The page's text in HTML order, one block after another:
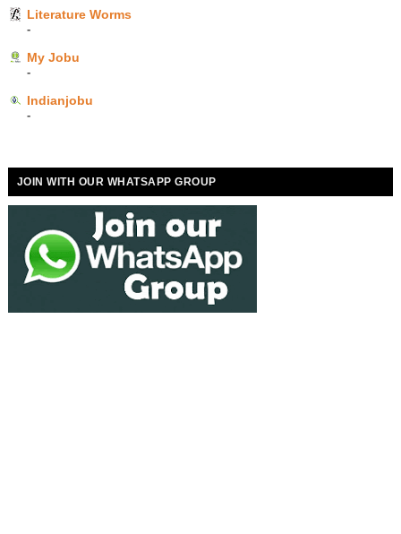
Literature Worms
-
My Jobu
-
Indianjobu
-
JOIN WITH OUR WHATSAPP GROUP